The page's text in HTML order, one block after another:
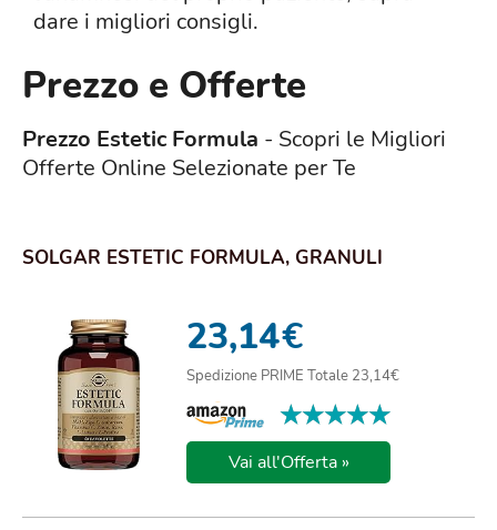
dare i migliori consigli.
Prezzo e Offerte
Prezzo Estetic Formula - Scopri le Migliori
Offerte Online Selezionate per Te
SOLGAR ESTETIC FORMULA, GRANULI
23,14€
Spedizione PRIME Totale 23,14€
★★★★★
★★★★★
Vai all'Offerta »